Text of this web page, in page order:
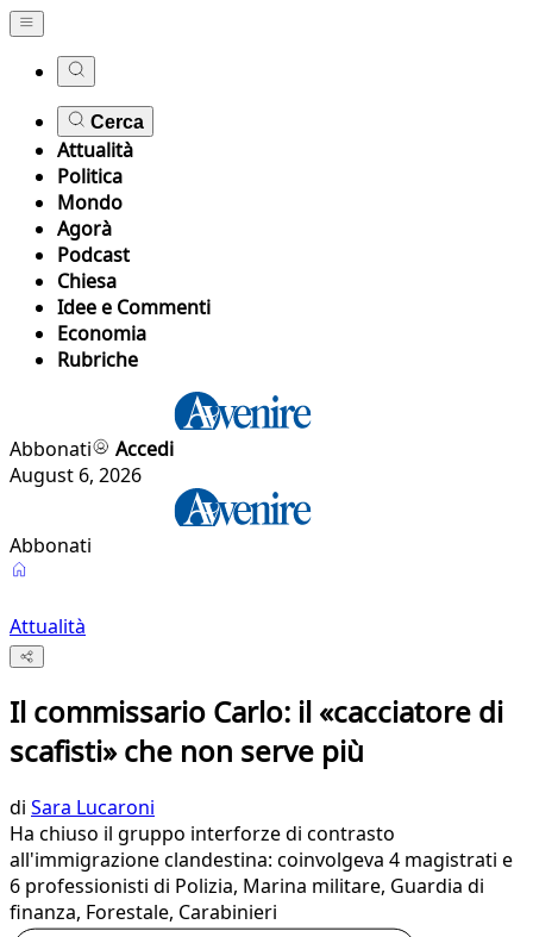
Cerca
Attualità
Politica
Mondo
Agorà
Podcast
Chiesa
Idee e Commenti
Economia
Rubriche
Abbonati
Accedi
August 6, 2026
Abbonati
Attualità
Il commissario Carlo: il «cacciatore di
scafisti» che non serve più
di Sara Lucaroni
Ha chiuso il gruppo interforze di contrasto
all'immigrazione clandestina: coinvolgeva 4 magistrati e
6 professionisti di Polizia, Marina militare, Guardia di
finanza, Forestale, Carabinieri